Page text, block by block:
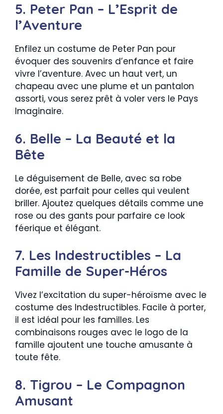
5. Peter Pan – L’Esprit de
l’Aventure
Enfilez un costume de Peter Pan pour
évoquer des souvenirs d’enfance et faire
vivre l’aventure. Avec un haut vert, un
chapeau avec une plume et un pantalon
assorti, vous serez prêt à voler vers le Pays
Imaginaire.
6. Belle – La Beauté et la
Bête
Le déguisement de Belle, avec sa robe
dorée, est parfait pour celles qui veulent
briller. Ajoutez quelques détails comme une
rose ou des gants pour parfaire ce look
féerique et élégant.
7. Les Indestructibles – La
Famille de Super-Héros
Vivez l’excitation du super-héroïsme avec le
costume des Indestructibles. Facile à porter,
il est idéal pour les familles. Les
combinaisons rouges avec le logo de la
famille ajoutent une touche amusante à
toute fête.
8. Tigrou – Le Compagnon
Amusant